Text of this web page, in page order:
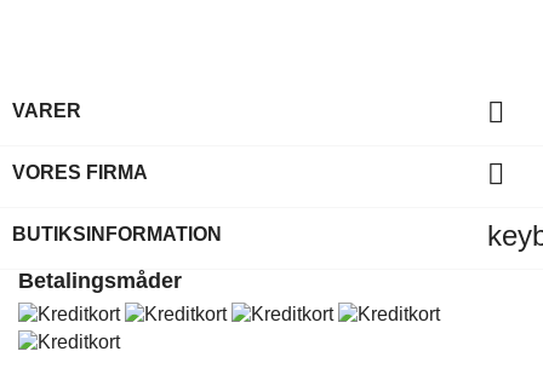
VARER 
VORES FIRMA 
BUTIKSINFORMATION
Betalingsmåder